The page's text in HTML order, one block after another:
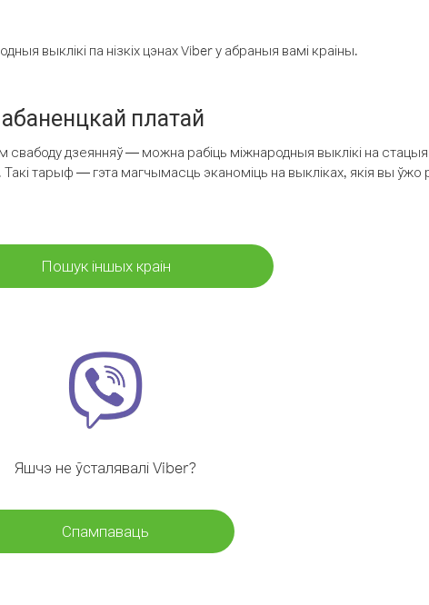
выклікі па нізкіх цэнах Viber у абраныя вамі краіны.
платай
дзеянняў — можна рабіць міжнародныя выклікі на
тарыф — гэта магчымасць эканоміць на выкліках, якія вы ўжо
Пошук іншых краін
Яшчэ не ўсталявалі Viber?
Спампаваць